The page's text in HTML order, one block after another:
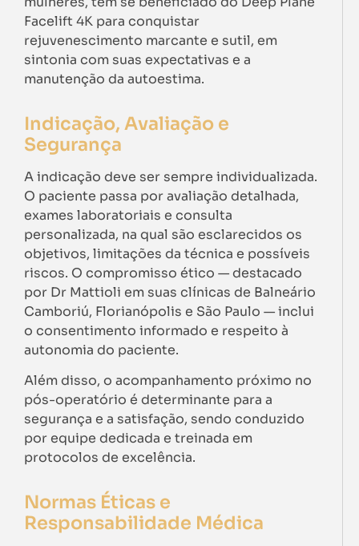
Facelift 4K para conquistar
rejuvenescimento marcante e sutil, em
sintonia com suas expectativas e a
manutenção da autoestima.
Indicação, Avaliação e
Segurança
A indicação deve ser sempre individualizada.
O paciente passa por avaliação detalhada,
exames laboratoriais e consulta
personalizada, na qual são esclarecidos os
objetivos, limitações da técnica e possíveis
riscos. O compromisso ético — destacado
por Dr Mattioli em suas clínicas de Balneário
Camboriú, Florianópolis e São Paulo — inclui
o consentimento informado e respeito à
autonomia do paciente.
Além disso, o acompanhamento próximo no
pós-operatório é determinante para a
segurança e a satisfação, sendo conduzido
por equipe dedicada e treinada em
protocolos de excelência.
Normas Éticas e
Responsabilidade Médica